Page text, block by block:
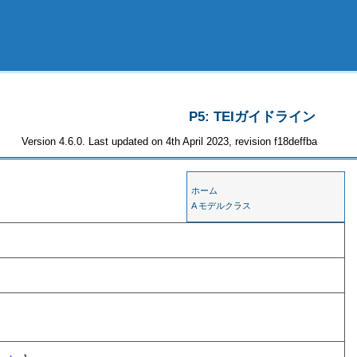
P5: TEIガイドライン
Version 4.6.0. Last updated on 4th April 2023, revision f18deffba
ホーム
A モデルクラス